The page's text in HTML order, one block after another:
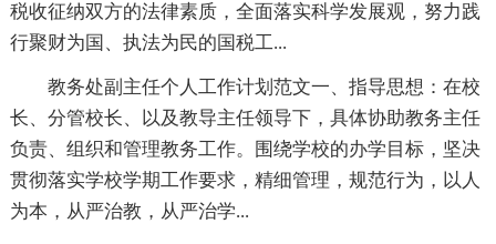
税收征纳双方的法律素质，全面落实科学发展观，努力践
行聚财为国、执法为民的国税工...
教务处副主任个人工作计划范文一、指导思想：在校
长、分管校长、以及教导主任领导下，具体协助教务主任
负责、组织和管理教务工作。围绕学校的办学目标，坚决
贯彻落实学校学期工作要求，精细管理，规范行为，以人
为本，从严治教，从严治学...